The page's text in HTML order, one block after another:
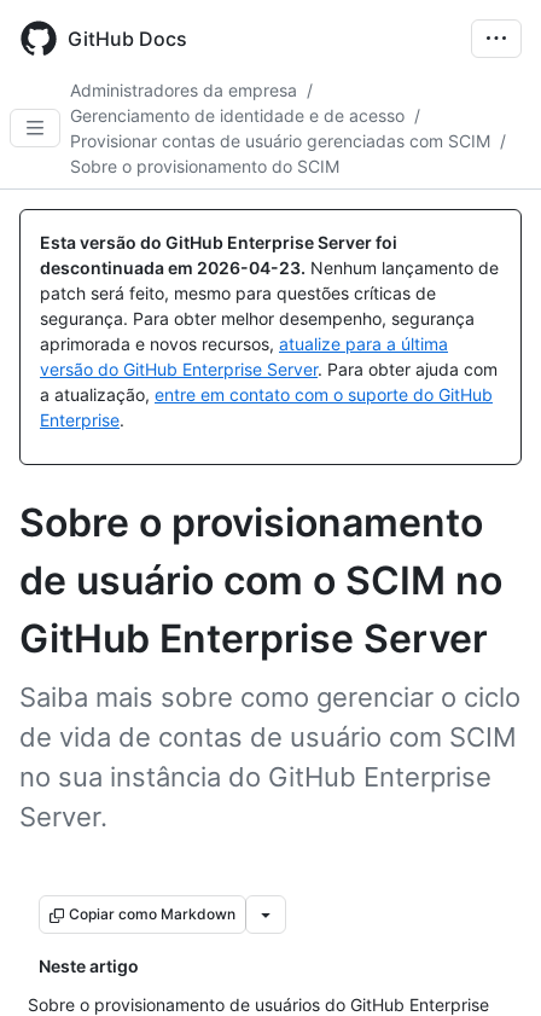
main
GitHub Docs
Administradores da empresa /
Gerenciamento de identidade e de acesso /
Provisionar contas de usuário gerenciadas com SCIM /
Sobre o provisionamento do SCIM
Esta versão do GitHub Enterprise Server foi
descontinuada em 2026-04-23. Nenhum lançamento de
patch será feito, mesmo para questões críticas de
segurança. Para obter melhor desempenho, segurança
aprimorada e novos recursos, atualize para a última
versão do GitHub Enterprise Server. Para obter ajuda com
a atualização, entre em contato com o suporte do GitHub
Enterprise.
Sobre o provisionamento
de usuário com o SCIM no
GitHub Enterprise Server
Saiba mais sobre como gerenciar o ciclo
de vida de contas de usuário com SCIM
no sua instância do GitHub Enterprise
Server.
Copiar como Markdown
Neste artigo
Sobre o provisionamento de usuários do GitHub Enterprise